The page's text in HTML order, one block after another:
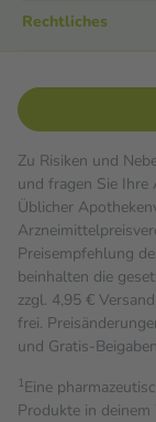
Rechtliches
Zu Risiken und
und fragen Sie Ihre
Üblicher
Preisempfehlung
beinhalten die
zzgl. 4,95 €
frei.
und Gratis-
1Eine
Produkte in